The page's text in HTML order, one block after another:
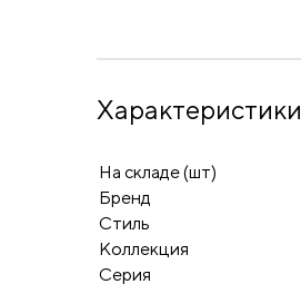
Характеристики
На складе (шт)
Бренд
Стиль
Коллекция
Серия